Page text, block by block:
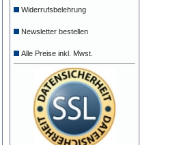
Widerrufsbelehrung
Newsletter bestellen
Alle Preise inkl. Mwst.